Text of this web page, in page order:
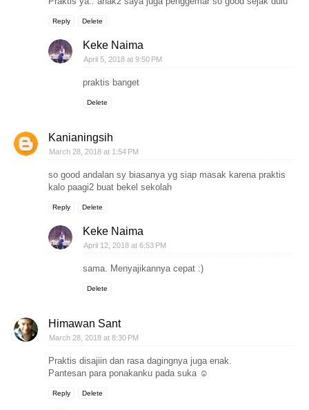
Reply Delete
Keke Naima
April 5, 2018 at 9:50 PM
praktis banget
Delete
Kanianingsih
March 28, 2018 at 1:54 PM
so good andalan sy biasanya yg siap masak karena praktis
kalo paagi2 buat bekel sekolah
Reply Delete
Keke Naima
April 12, 2018 at 6:53 PM
sama. Menyajikannya cepat :)
Delete
Himawan Sant
March 28, 2018 at 8:30 PM
Praktis disajiin dan rasa dagingnya juga enak.
Pantesan para ponakanku pada suka ☺
Reply Delete